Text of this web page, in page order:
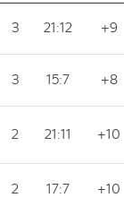
3 21:12 +9
3 15:7 +8
2 21:11 +10
2 17:7 +10